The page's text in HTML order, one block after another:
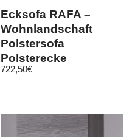
Ecksofa RAFA –
Wohnlandschaft
Polstersofa
Polsterecke
Schlaffunktion
722,50€